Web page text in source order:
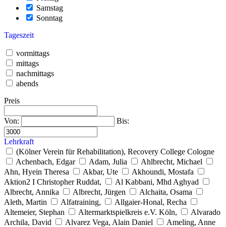
Samstag
Sonntag
Tageszeit
vormittags
mittags
nachmittags
abends
Preis
Von: Bis:
Lehrkraft
(Kölner Verein für Rehabilitation), Recovery College Cologne
Achenbach, Edgar
Adam, Julia
Ahlbrecht, Michael
Ahn, Hyein Theresa
Akbar, Ute
Akhoundi, Mostafa
Aktion2 I Christopher Ruddat,
Al Kabbani, Mhd Aghyad
Albrecht, Annika
Albrecht, Jürgen
Alchaita, Osama
Aleth, Martin
Alfatraining,
Allgaier-Honal, Recha
Altemeier, Stephan
Altermarktspielkreis e.V. Köln,
Alvarado
Archila, David
Alvarez Vega, Alain Daniel
Ameling, Anne